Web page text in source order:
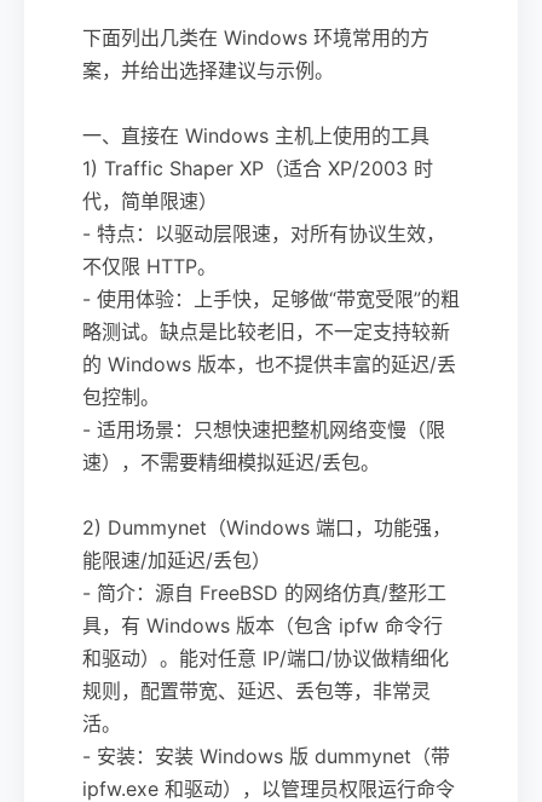
下面列出几类在 Windows 环境常用的方
案，并给出选择建议与示例。
一、直接在 Windows 主机上使用的工具
1) Traffic Shaper XP（适合 XP/2003 时
代，简单限速）
- 特点：以驱动层限速，对所有协议生效，
不仅限 HTTP。
- 使用体验：上手快，足够做“带宽受限”的粗
略测试。缺点是比较老旧，不一定支持较新
的 Windows 版本，也不提供丰富的延迟/丢
包控制。
- 适用场景：只想快速把整机网络变慢（限
速），不需要精细模拟延迟/丢包。
2) Dummynet（Windows 端口，功能强，
能限速/加延迟/丢包）
- 简介：源自 FreeBSD 的网络仿真/整形工
具，有 Windows 版本（包含 ipfw 命令行
和驱动）。能对任意 IP/端口/协议做精细化
规则，配置带宽、延迟、丢包等，非常灵
活。
- 安装：安装 Windows 版 dummynet（带
ipfw.exe 和驱动），以管理员权限运行命令